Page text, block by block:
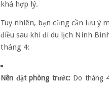
khá hợp lý.
Tuy nhiên, bạn cũng cần lưu ý
điều sau khi đi du lịch Ninh
tháng 4:
Nên đặt phòng trước: Do tháng